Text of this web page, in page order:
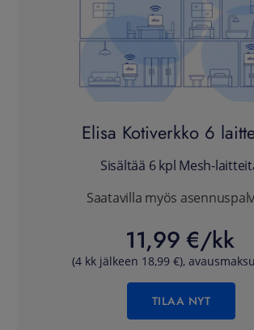
Elisa Kotiverkko 6
Sisältää 6 kpl Mesh-
Saatavilla myös
11,99 €/kk
(4 kk jälkeen 18,99 €),
TILAA NYT